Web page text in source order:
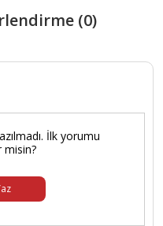
(0)
İlk yorumu
misin?